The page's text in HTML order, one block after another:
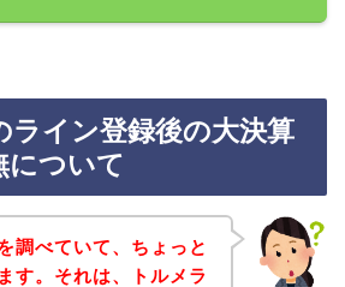
ライン登録後の大決算
について
調べていて、ちょっと
す。それは、トルメラ